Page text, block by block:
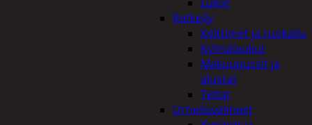
Retkeily
Keittimet ja ruokailu
Kylmälaukut
Makuupussit ja
alustat
Teltat
Urheiluvälineet